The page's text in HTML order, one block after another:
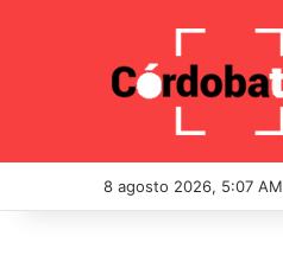
8 agosto 2026, 5:07 AM